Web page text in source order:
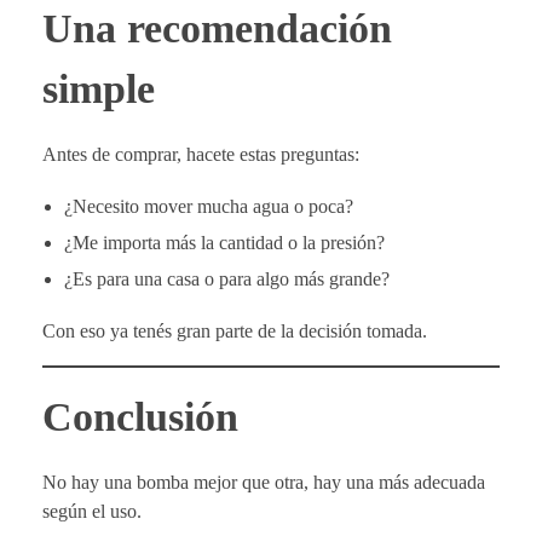
Una recomendación
simple
Antes de comprar, hacete estas preguntas:
¿Necesito mover mucha agua o poca?
¿Me importa más la cantidad o la presión?
¿Es para una casa o para algo más grande?
Con eso ya tenés gran parte de la decisión tomada.
Conclusión
No hay una bomba mejor que otra, hay una más adecuada
según el uso.